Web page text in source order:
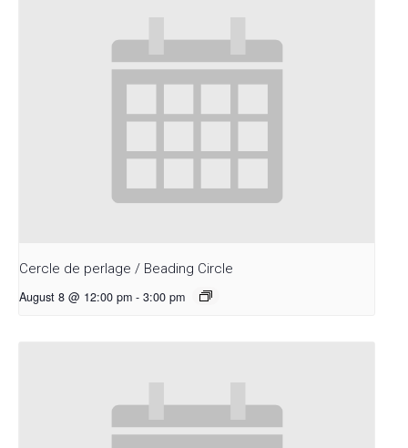
Cercle de perlage / Beading Circle
August 8 @ 12:00 pm - 3:00 pm